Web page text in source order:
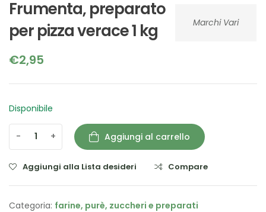
Marchi Vari
Frumenta, preparato
per pizza verace 1 kg
€2,95
Disponibile
- + Aggiungi al carrello
Aggiungi alla Lista desideri Compare
Categoria: farine, purè, zuccheri e preparati